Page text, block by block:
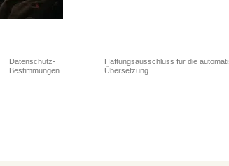
Datenschutz-
Bestimmungen
Haftungsausschluss für die
Übersetzung